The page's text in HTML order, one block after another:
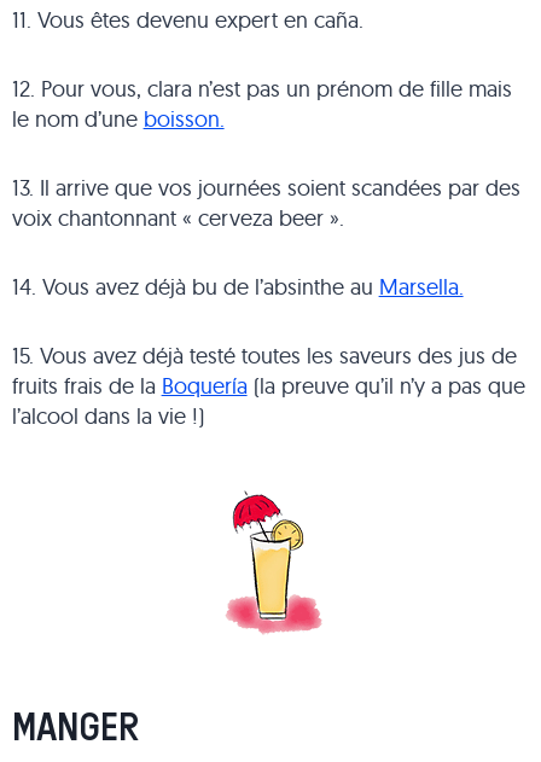
11. Vous êtes devenu expert en caña.
12. Pour vous, clara n’est pas un prénom de fille mais
le nom d’une boisson.
13. Il arrive que vos journées soient scandées par des
voix chantonnant « cerveza beer ».
14. Vous avez déjà bu de l’absinthe au Marsella.
15. Vous avez déjà testé toutes les saveurs des jus de
fruits frais de la Boquería(la preuve qu’il n’y a pas que
l’alcool dans la vie !)
MANGER